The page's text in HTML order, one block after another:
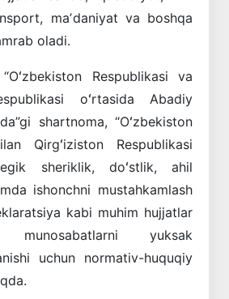
maʼdaniyat va boshqa
oladi.
Respublikasi va
oʻrtasida Abadiy
shartnoma, “Oʻzbekiston
Qirgʻiziston Respublikasi
sheriklik, doʻstlik, ahil
ishonchni mustahkamlash
kabi muhim hujjatlar
munosabatlarni yuksak
uchun normativ-huquqiy